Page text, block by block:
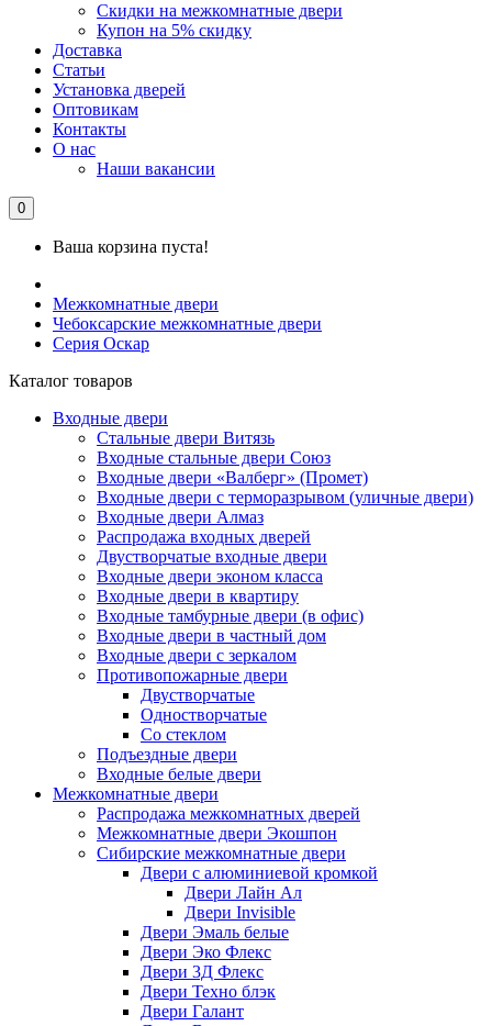
Скидки на межкомнатные двери
Купон на 5% скидку
Доставка
Статьи
Установка дверей
Оптовикам
Контакты
О нас
Наши вакансии
0
Ваша корзина пуста!
Межкомнатные двери
Чебоксарские межкомнатные двери
Серия Оскар
Каталог товаров
Входные двери
Стальные двери Витязь
Входные стальные двери Союз
Входные двери «Валберг» (Промет)
Входные двери с терморазрывом (уличные двери)
Входные двери Алмаз
Распродажа входных дверей
Двустворчатые входные двери
Входные двери эконом класса
Входные двери в квартиру
Входные тамбурные двери (в офис)
Входные двери в частный дом
Входные двери с зеркалом
Противопожарные двери
Двустворчатые
Одностворчатые
Со стеклом
Подъездные двери
Входные белые двери
Межкомнатные двери
Распродажа межкомнатных дверей
Межкомнатные двери Экошпон
Сибирские межкомнатные двери
Двери с алюминиевой кромкой
Двери Лайн Ал
Двери Invisible
Двери Эмаль белые
Двери Эко Флекс
Двери 3Д Флекс
Двери Техно блэк
Двери Галант